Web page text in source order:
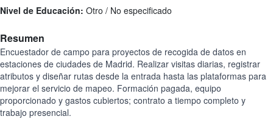
Nivel de Educación: Otro / No especificado
Resumen
Encuestador de campo para proyectos de recogida de datos en
estaciones de ciudades de Madrid. Realizar visitas diarias, registrar
atributos y diseñar rutas desde la entrada hasta las plataformas para
mejorar el servicio de mapeo. Formación pagada, equipo
proporcionado y gastos cubiertos; contrato a tiempo completo y
trabajo presencial.